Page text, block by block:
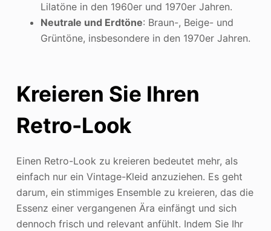
Lilatöne in den 1960er und 1970er Jahren.
Neutrale und Erdtöne: Braun-, Beige- und
Grüntöne, insbesondere in den 1970er Jahren.
Kreieren Sie Ihren
Retro-Look
Einen Retro-Look zu kreieren bedeutet mehr, als
einfach nur ein Vintage-Kleid anzuziehen. Es geht
darum, ein stimmiges Ensemble zu kreieren, das die
Essenz einer vergangenen Ära einfängt und sich
dennoch frisch und relevant anfühlt. Indem Sie Ihr